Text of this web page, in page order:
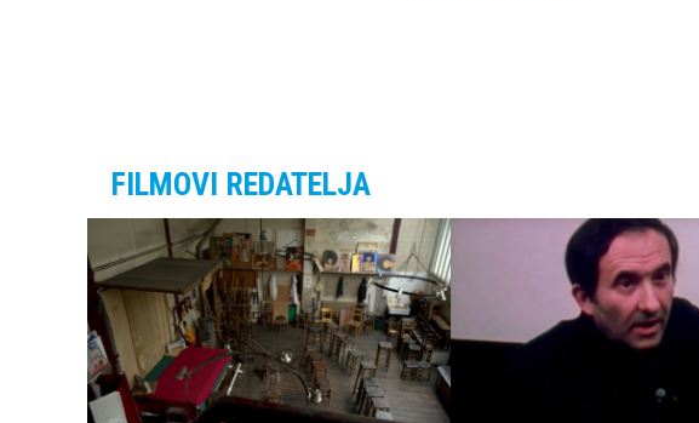
FILMOVI REDATELJA